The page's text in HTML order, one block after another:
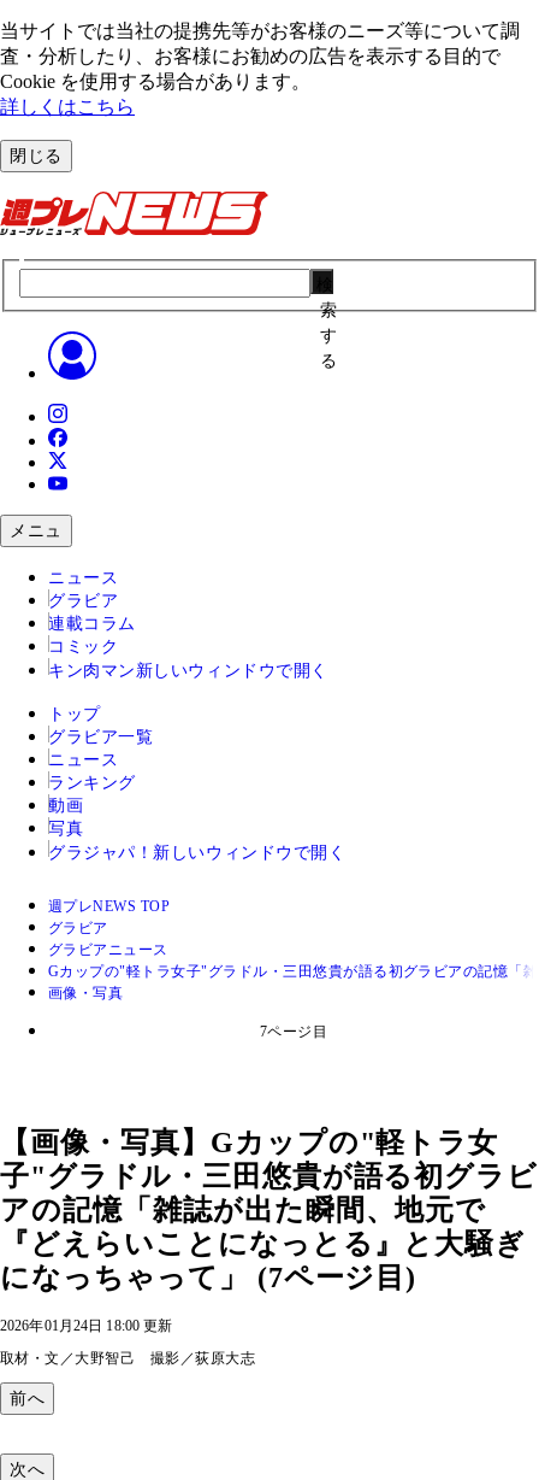
当サイトでは当社の提携先等がお客様のニーズ等について調
査・分析したり、お客様にお勧めの広告を表⽰する⽬的で
Cookie を使⽤する場合があります。
詳しくはこちら
閉じる
索
す
る
メニュ
ニュース
グラビア
連載コラム
コミック
キン肉マン 新しいウィンドウで開く
トップ
グラビア一覧
ニュース
ランキング
動画
写真
グラジャパ！ 新しいウィンドウで開く
週プレNEWS TOP
グラビア
グラビアニュース
Gカップの"軽トラ女子"グラドル・三田悠貴が語る初グラビアの記憶「
画像・写真
7ページ目
【画像・写真】Gカップの"軽トラ女
子"グラドル・三田悠貴が語る初グラビ
アの記憶「雑誌が出た瞬間、地元で
『どえらいことになっとる』と大騒ぎ
になっちゃって」 (7ページ目)
2026年01月24日 18:00 更新
取材・文／大野智己 撮影／荻原大志
前へ
次へ